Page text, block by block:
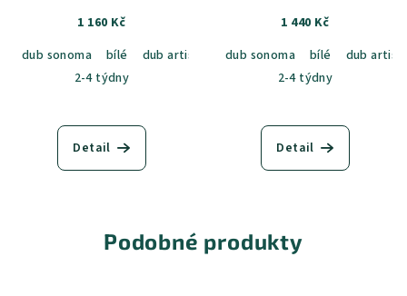
1 160 Kč
dub sonoma
bílé
dub artisan
2-4 týdny
Detail
1 440 Kč
dub sonoma
bílé
dub
2-4 týdny
Detail
Podobné produkty